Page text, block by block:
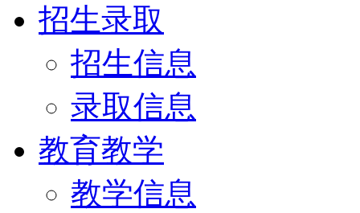
招生录取
招生信息
录取信息
教育教学
教学信息